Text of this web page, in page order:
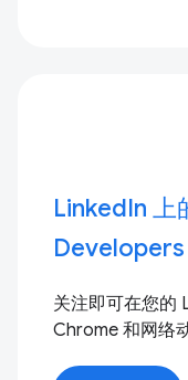
LinkedIn
Developers
关注即可在您的
Chrome 和网络